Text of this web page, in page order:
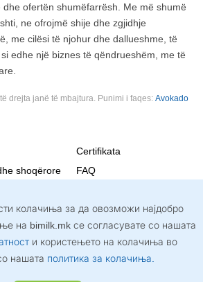
ofertën shumëfarrësh. Me më shumë
ne ofrojmë shije dhe zgjidhje
me cilësi të njohur dhe dallueshme, të
edhe një biznes të qëndrueshëm, me të
drejta janë të mbajtura. Punimi i faqes: Avokado
shoqërore
Certifikata
FAQ
Politika e privatësisë
dhe informohuni për ofertat dhe produktet më
колачиња за да овозможи најдобро
на bimilk.mk се согласувате со нашата
и користењето на колачиња во
нашата политика за колачиња.